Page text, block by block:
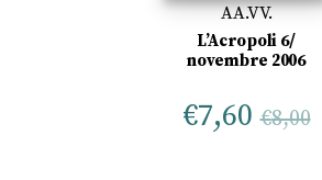
AA.VV.
L’Acropoli 6/
novembre 2006
€7,60 €8,00